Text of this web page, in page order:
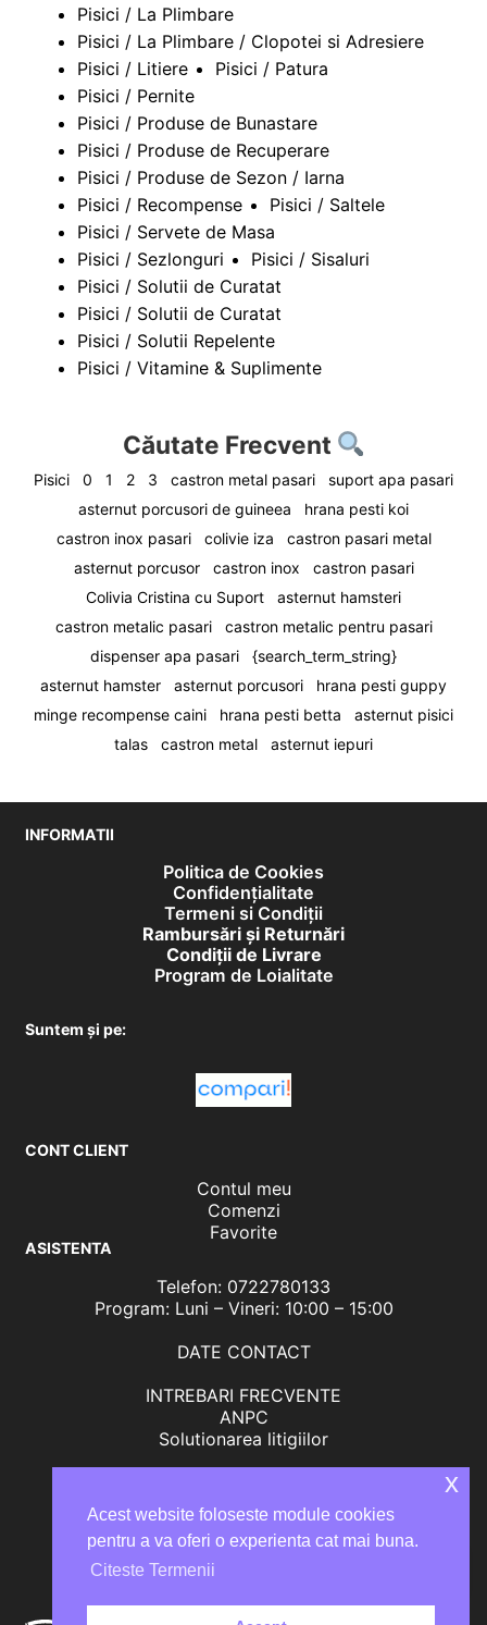
Pisici / La Plimbare
Pisici / La Plimbare / Clopotei si Adresiere
Pisici / Litiere
Pisici / Patura
Pisici / Pernite
Pisici / Produse de Bunastare
Pisici / Produse de Recuperare
Pisici / Produse de Sezon / Iarna
Pisici / Recompense
Pisici / Saltele
Pisici / Servete de Masa
Pisici / Sezlonguri
Pisici / Sisaluri
Pisici / Solutii de Curatat
Pisici / Solutii de Curatat
Pisici / Solutii Repelente
Pisici / Vitamine & Suplimente
Căutate Frecvent
Pisici 0 1 2 3 castron metal pasari
suport apa pasari
asternut porcusori de guineea
hrana pesti koi
castron inox pasari
colivie iza
castron pasari metal
asternut porcusor
castron inox
castron pasari
Colivia Cristina cu Suport
asternut hamsteri
castron metalic pasari
castron metalic pentru pasari
dispenser apa pasari
{search_term_string}
asternut hamster
asternut porcusori
hrana pesti guppy
minge recompense caini
hrana pesti betta
asternut pisici
talas
castron metal asternut iepuri
INFORMATII
Politica de Cookies
Confidențialitate
Termeni si Condiții
Rambursări și Returnări
Condiţii de Livrare
Program de Loialitate
Suntem și pe:
CONT CLIENT
Contul meu
Comenzi
Favorite
ASISTENTA
Telefon: 0722780133
Program: Luni – Vineri: 10:00 – 15:00
DATE CONTACT
INTREBARI FRECVENTE
ANPC
Solutionarea litigiilor
Acest website foloseste module cookies
pentru a va oferi o experienta cat mai buna.
Citeste Termenii
x